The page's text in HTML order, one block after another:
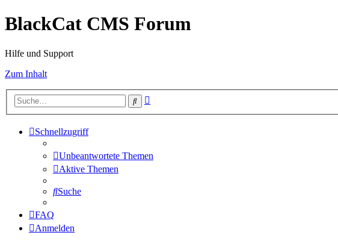
BlackCat CMS Forum
Hilfe und Support
Zum Inhalt
Suche
Schnellzugriff
Unbeantwortete Themen
Aktive Themen
Suche
FAQ
Anmelden